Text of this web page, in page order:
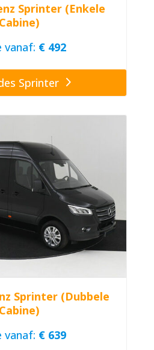
Sprinter (Enkele
Cabine)
vanaf: € 492
Sprinter
Sprinter (Dubbele
Cabine)
vanaf: € 639